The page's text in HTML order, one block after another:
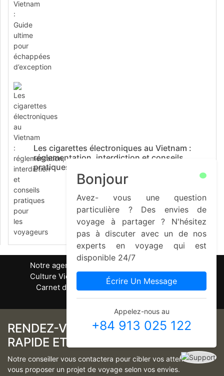
Les cigarettes électroniques au Vietnam :
réglementation, interdiction et conseils
pratiques pour les voyageurs
Bonjour
Avez- vous une question
particulière ? Des envies de
voyage à partager ? N'hésitez
pas à discuter avec un de nos
experts en voyage qui est
disponible 24/7
Écrire Un Message
Appelez-nous au
+84 913 025 122
Notre agence Nos voyages
Culture Vietnamienne
Cuisine Vietnamienne
Carnet de voyage
Partage
Savez- vous
Contact
RENDEZ-VOUS TÉLÉPHONIQUE,
RAPIDE ET GRATUIT
Notre conseiller vous contactera pour cibler vos attentes et
vous proposer un projet de voyage selon vos envies.